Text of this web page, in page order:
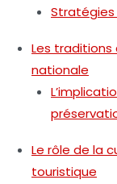
Les
nationale
Le rôle de la
touristique